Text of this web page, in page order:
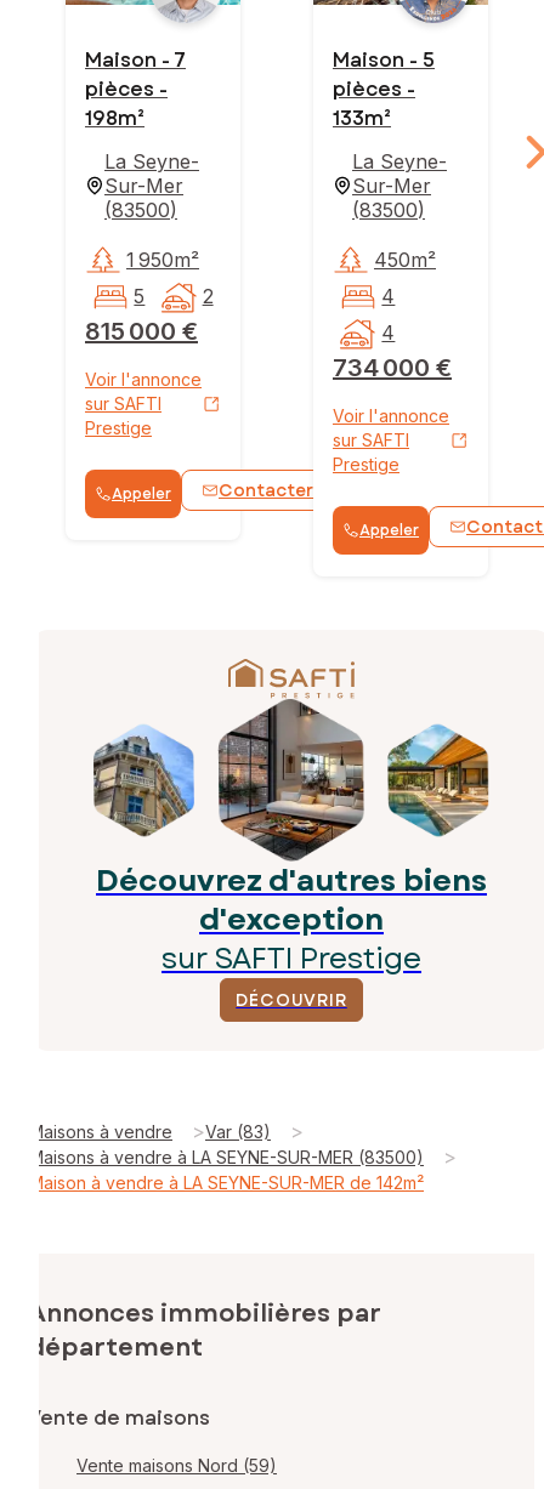
Maison - 7
pièces -
198m²
La Seyne-
Sur-Mer
(83500)
815 000 €
1 950m²
5
2
Voir l'annonce
sur SAFTI
Prestige
Appeler Contacter
Maison - 5
pièces -
133m²
La Seyne-
Sur-Mer
(83500)
734 000 €
450m²
4
4
Voir l'annonce
sur SAFTI
Prestige
Appeler
Découvrez d'autres biens
d'exception
sur SAFTI Prestige
DÉCOUVRIR
Maisons à vendre >Var (83) >
Maisons à vendre à LA SEYNE-SUR-MER (83500) >
Maison à vendre à LA SEYNE-SUR-MER de 142m²
Annonces immobilières par
département
Vente de maisons
Vente maisons Nord (59)